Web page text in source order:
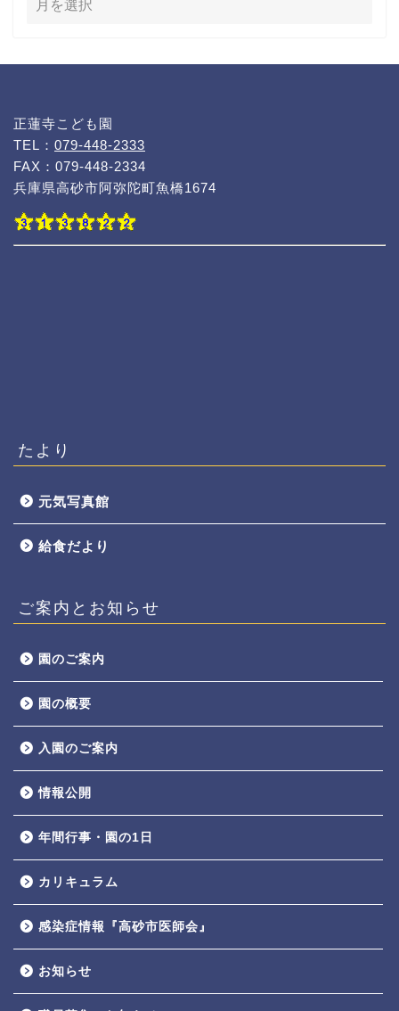
正蓮寺こども園
TEL： 079-448-2333
FAX：079-448-2334
兵庫県高砂市阿弥陀町魚橋1674
たより
元気写真館
給食だより
ご案内とお知らせ
園のご案内
園の概要
入園のご案内
情報公開
年間行事・園の1日
カリキュラム
感染症情報『高砂市医師会』
お知らせ